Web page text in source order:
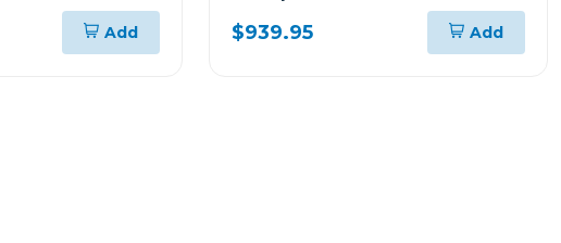
Add
color acero
$939.95 Add